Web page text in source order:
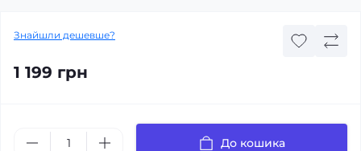
Знайшли дешевше?
1 199 грн
До кошика